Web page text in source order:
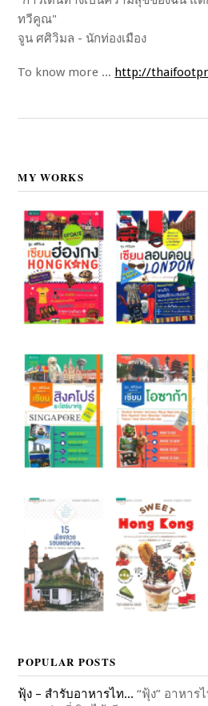
ทวีคูณ"
จูน ศศิวิมล - นักท่องเมือง
To know more ... http://
MY WORKS
POPULAR POSTS
ฟุ้ง – สำรับอาหารไท... “ฟุ้ง” อาหาร